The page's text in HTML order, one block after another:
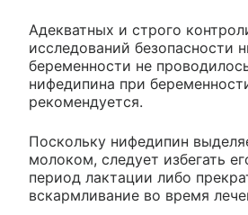
Адекватных и строго
исследований безопасности
беременности не
нифедипина при
рекомендуется.
Поскольку нифедипин
молоком, следует избегать
период лактации либо
вскармливание во время